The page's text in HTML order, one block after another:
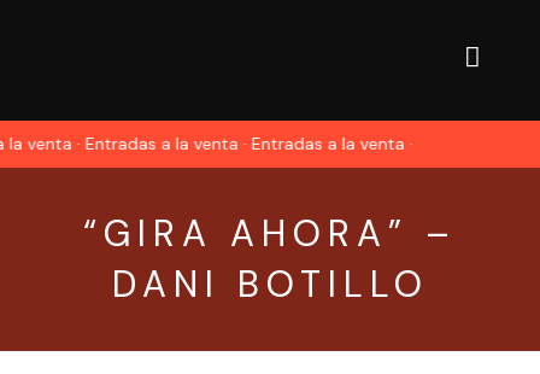
venta · Entradas a la venta · Entradas a la venta ·
“GIRA AHORA” –
DANI BOTILLO